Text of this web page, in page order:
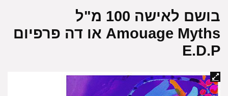
בושם לאישה 100 מ"ל
Amouage Myths או דה פרפיום
E.D.P